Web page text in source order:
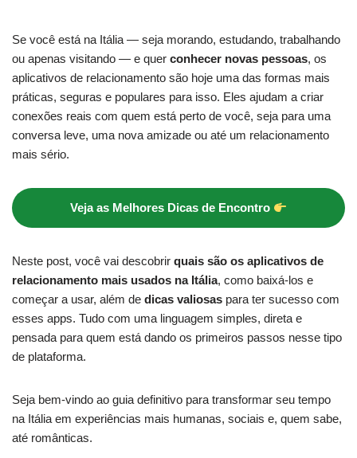
Se você está na Itália — seja morando, estudando, trabalhando
ou apenas visitando — e quer conhecer novas pessoas, os
aplicativos de relacionamento são hoje uma das formas mais
práticas, seguras e populares para isso. Eles ajudam a criar
conexões reais com quem está perto de você, seja para uma
conversa leve, uma nova amizade ou até um relacionamento
mais sério.
Veja as Melhores Dicas de Encontro
Neste post, você vai descobrir quais são os aplicativos de
relacionamento mais usados na Itália, como baixá-los e
começar a usar, além de dicas valiosas para ter sucesso com
esses apps. Tudo com uma linguagem simples, direta e
pensada para quem está dando os primeiros passos nesse tipo
de plataforma.
Seja bem-vindo ao guia definitivo para transformar seu tempo
na Itália em experiências mais humanas, sociais e, quem sabe,
até românticas.